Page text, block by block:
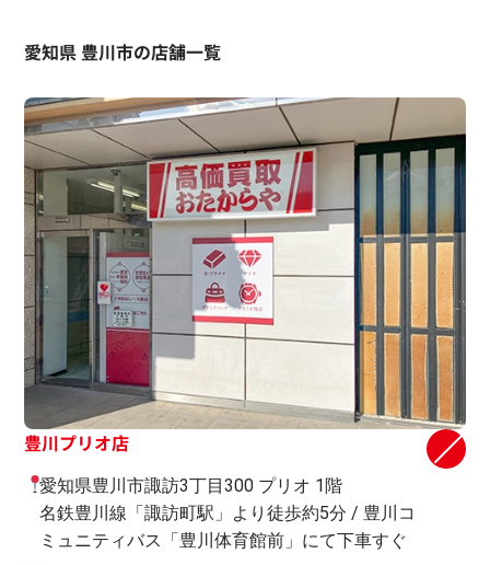
愛知県 豊川市の店舗一覧
豊川プリオ店
愛知県豊川市諏訪3丁目300 プリオ 1階
名鉄豊川線「諏訪町駅」より徒歩約5分 / 豊川コ
ミュニティバス「豊川体育館前」にて下車すぐ